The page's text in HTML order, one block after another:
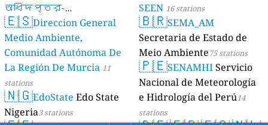
অধিদপ্তর-
গণপ্রজাতন্ত্রী
বাংলাদেশ সরকার
🇪🇸Direccion General
Medio Ambiente,
Comunidad Autónoma De
La Región De Murcia 11
stations
🇳🇬EdoState Edo State
Nigeria3 stations
SEEN 16 stations
🇧🇷SEMA_AM
Secretaria de Estado de
Meio Ambiente75 stations
🇵🇪SENAMHIServicio
Nacional de Meteorología
e Hidrología del Perú14
stations